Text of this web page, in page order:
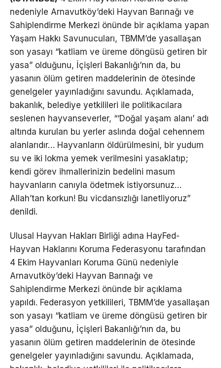
nedeniyle Arnavutköy’deki Hayvan Barınağı ve
Sahiplendirme Merkezi önünde bir açıklama yapan
Yaşam Hakkı Savunucuları, TBMM’de yasallaşan
son yasayı “katliam ve üreme döngüsü getiren bir
yasa” olduğunu, İçişleri Bakanlığı’nın da, bu
yasanın ölüm getiren maddelerinin de ötesinde
genelgeler yayınladığını savundu. Açıklamada,
bakanlık, belediye yetkilileri ile politikacılara
seslenen hayvanseverler, “‘Doğal yaşam alanı’ adı
altında kurulan bu yerler aslında doğal cehennem
alanlarıdır… Hayvanların öldürülmesini, bir yudum
su ve iki lokma yemek verilmesini yasaklatıp;
kendi görev ihmallerinizin bedelini masum
hayvanların canıyla ödetmek istiyorsunuz…
Allah’tan korkun! Bu vicdansızlığı lanetliyoruz”
denildi.
Ulusal Hayvan Hakları Birliği adına HayFed-
Hayvan Haklarını Koruma Federasyonu tarafından
4 Ekim Hayvanları Koruma Günü nedeniyle
Arnavutköy’deki Hayvan Barınağı ve
Sahiplendirme Merkezi önünde bir açıklama
yapıldı. Federasyon yetkilileri, TBMM’de yasallaşan
son yasayı “katliam ve üreme döngüsü getiren bir
yasa” olduğunu, İçişleri Bakanlığı’nın da, bu
yasanın ölüm getiren maddelerinin de ötesinde
genelgeler yayınladığını savundu. Açıklamada,